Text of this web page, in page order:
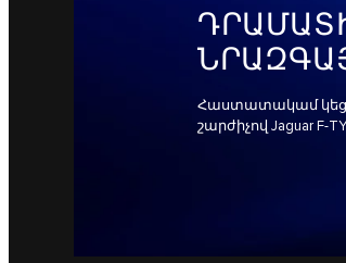
Հաստատակամ
շարժիչով Jaguar F-